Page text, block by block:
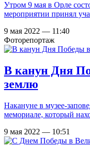
Утром 9 мая в Орле
мероприятии принял
9 мая 2022 — 11:40
Фоторепортаж
В канун Дня
землю
Накануне в музее-
мемориале, который
9 мая 2022 — 10:51